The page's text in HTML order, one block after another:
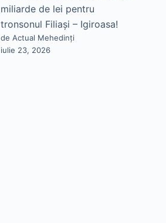
miliarde de lei pentru
tronsonul Filiași – Igiroasa!
de Actual Mehedinți
iulie 23, 2026